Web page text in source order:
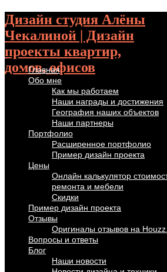
Дизайн студия Алёны
Чекалиной | Дизайн
проекты квартир,
домов, офисов
Главная
Обо мне
Как мы работаем
Наши награды и достижения
География наших объектов
Наши партнеры
Портфолио
Расширенное портфолио
Пример дизайн проекта
Цены
Онлайн калькулятор
ремонта и мебели
Скидки
Пример дизайн проекта
Отзывы
Оригиналы отзывов на
Вопросы и ответы
Блог
Наши новости